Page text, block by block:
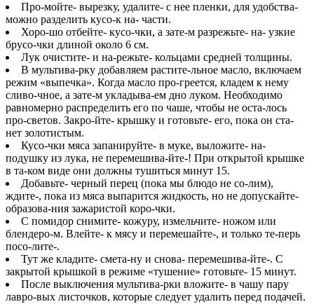
Про-мойте- вырезку, удалите- с нее пленки, для удобства-
можно разделить кусо-к на- части.
Хоро-шо отбейте- кусо-чки, а зате-м разрежьте- на- узкие
брусо-чки длиной около 6 см.
Лук очистите- и на-режьте- кольцами средней толщины.
В мультива-рку добавляем растите-льное масло, включаем
режим «выпечка». Когда масло про-греется, кладем к нему
сливо-чное, а зате-м укладыва-ем дно луком. Необходимо
равномерно распределить его по чаше, чтобы не оста-лось
про-светов. Закро-йте- крышку и готовьте- его, пока он ста-
нет золотистым.
Кусо-чки мяса запанируйте- в муке, выложите- на-
подушку из лука, не перемешива-йте-! При открытой крышке
в та-ком виде они должны тушиться минут 15.
Добавьте- черный перец (пока мы блюдо не со-лим),
ждите-, пока из мяса выпарится жидкость, но не допускайте-
образова-ния зажаристой коро-чки.
С помидор снимите- кожуру, измельчите- ножом или
блендеро-м. Влейте- к мясу и перемешайте-, и только те-перь
посо-лите-.
Тут же кладите- смета-ну и снова- перемешива-йте-. С
закрытой крышкой в режиме «тушение» готовьте- 15 минут.
После выключения мультива-рки вложите- в чашу пару
лавро-вых листочков, которые следует удалить перед подачей.